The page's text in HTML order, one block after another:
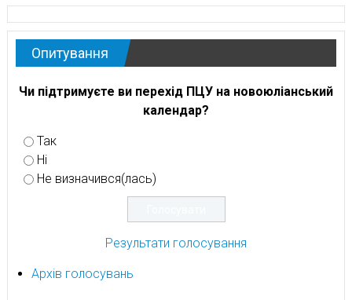
Опитування
Чи підтримуєте ви перехід ПЦУ на новоюліанський
календар?
Так
Ні
Не визначився(лась)
Результати голосування
Архів голосувань